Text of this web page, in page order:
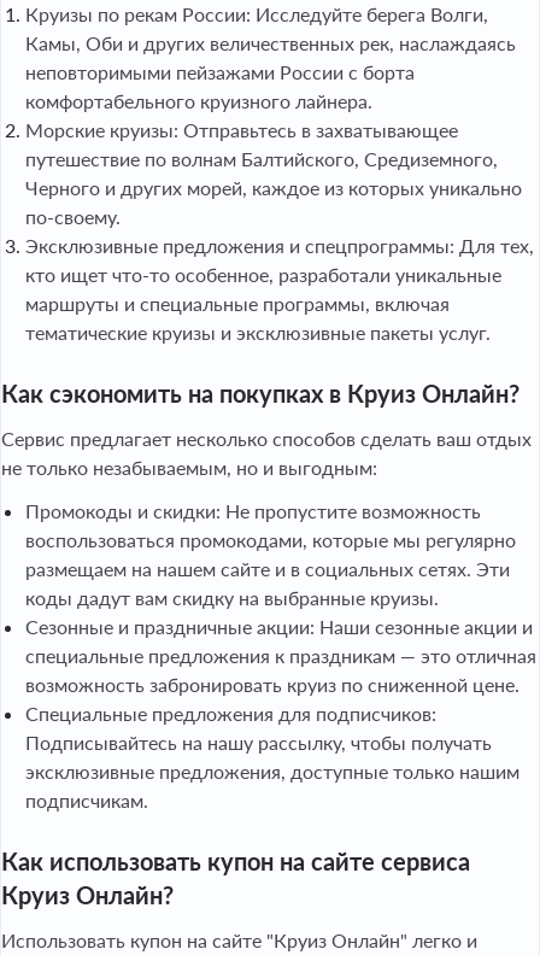
Круизы по рекам России: Исследуйте берега Волги,
Камы, Оби и других величественных рек, наслаждаясь
неповторимыми пейзажами России с борта
комфортабельного круизного лайнера.
Морские круизы: Отправьтесь в захватывающее
путешествие по волнам Балтийского, Средиземного,
Черного и других морей, каждое из которых уникально
по-своему.
Эксклюзивные предложения и спецпрограммы: Для тех,
кто ищет что-то особенное, разработали уникальные
маршруты и специальные программы, включая
тематические круизы и эксклюзивные пакеты услуг.
Как сэкономить на покупках в Круиз Онлайн?
Сервис предлагает несколько способов сделать ваш отдых
не только незабываемым, но и выгодным:
Промокоды и скидки: Не пропустите возможность
воспользоваться промокодами, которые мы регулярно
размещаем на нашем сайте и в социальных сетях. Эти
коды дадут вам скидку на выбранные круизы.
Сезонные и праздничные акции: Наши сезонные акции и
специальные предложения к праздникам — это отличная
возможность забронировать круиз по сниженной цене.
Специальные предложения для подписчиков:
Подписывайтесь на нашу рассылку, чтобы получать
эксклюзивные предложения, доступные только нашим
подписчикам.
Как использовать купон на сайте сервиса
Круиз Онлайн?
Использовать купон на сайте "Круиз Онлайн" легко и